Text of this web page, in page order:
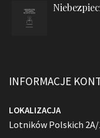
INFORMACJE
LOKALIZACJA
Lotników Polskich 2A/